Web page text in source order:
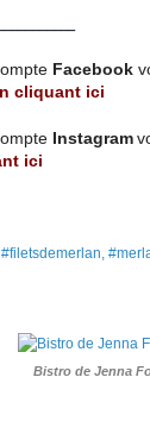
Facebook
cliquant ici
Instagram
ici
Bistro de Jenna